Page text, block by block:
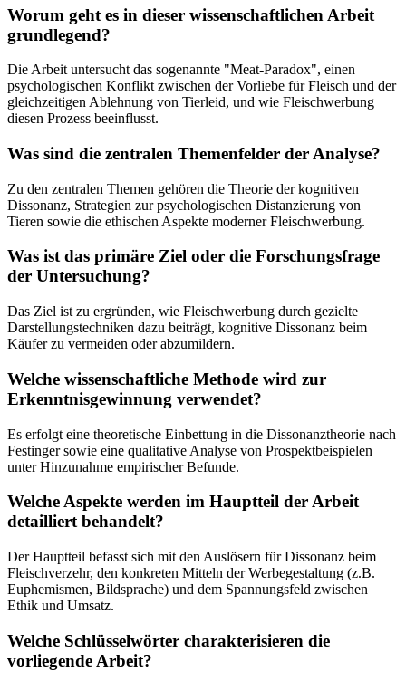
Worum geht es in dieser wissenschaftlichen Arbeit
grundlegend?
Die Arbeit untersucht das sogenannte "Meat-Paradox", einen
psychologischen Konflikt zwischen der Vorliebe für Fleisch und der
gleichzeitigen Ablehnung von Tierleid, und wie Fleischwerbung
diesen Prozess beeinflusst.
Was sind die zentralen Themenfelder der Analyse?
Zu den zentralen Themen gehören die Theorie der kognitiven
Dissonanz, Strategien zur psychologischen Distanzierung von
Tieren sowie die ethischen Aspekte moderner Fleischwerbung.
Was ist das primäre Ziel oder die Forschungsfrage
der Untersuchung?
Das Ziel ist zu ergründen, wie Fleischwerbung durch gezielte
Darstellungstechniken dazu beiträgt, kognitive Dissonanz beim
Käufer zu vermeiden oder abzumildern.
Welche wissenschaftliche Methode wird zur
Erkenntnisgewinnung verwendet?
Es erfolgt eine theoretische Einbettung in die Dissonanztheorie nach
Festinger sowie eine qualitative Analyse von Prospektbeispielen
unter Hinzunahme empirischer Befunde.
Welche Aspekte werden im Hauptteil der Arbeit
detailliert behandelt?
Der Hauptteil befasst sich mit den Auslösern für Dissonanz beim
Fleischverzehr, den konkreten Mitteln der Werbegestaltung (z.B.
Euphemismen, Bildsprache) und dem Spannungsfeld zwischen
Ethik und Umsatz.
Welche Schlüsselwörter charakterisieren die
vorliegende Arbeit?